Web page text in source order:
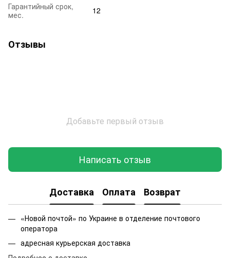
Гарантийный срок,
мес.
12
Отзывы
Добавьте первый отзыв
Написать отзыв
Доставка Оплата Возврат
«Новой почтой» по Украине в отделение почтового
оператора
адресная курьерская доставка